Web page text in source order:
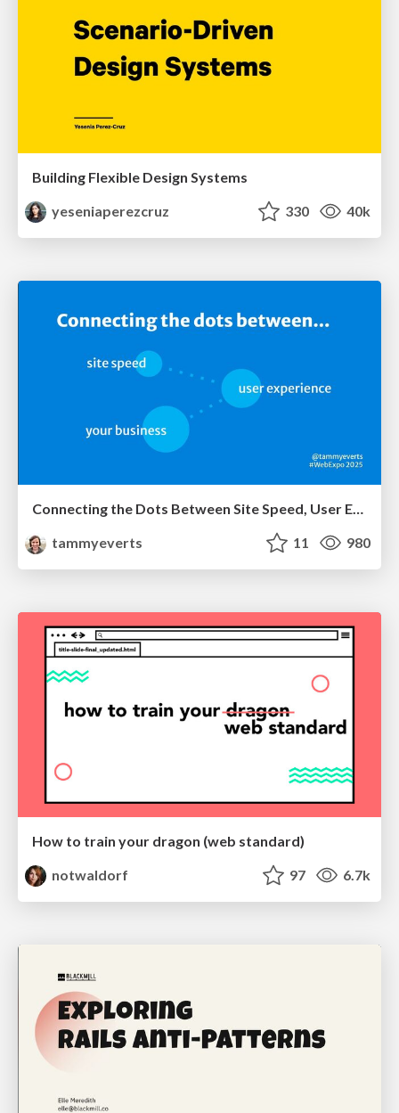
Building Flexible Design Systems
yeseniaperezcruz
330 40k
Connecting the Dots Between Site Speed, User Experience & Your Business [WebExpo 2025]
tammyeverts
11 980
How to train your dragon (web standard)
notwaldorf
97 6.7k